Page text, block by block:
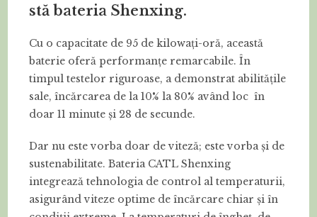
stă bateria Shenxing.
Cu o capacitate de 95 de kilowați-oră, această
baterie oferă performanțe remarcabile. În
timpul testelor riguroase, a demonstrat abilitățile
sale, încărcarea de la 10% la 80% având loc în
doar 11 minute și 28 de secunde.
Dar nu este vorba doar de viteză; este vorba și de
sustenabilitate. Bateria CATL Shenxing
integrează tehnologia de control al temperaturii,
asigurând viteze optime de încărcare chiar și în